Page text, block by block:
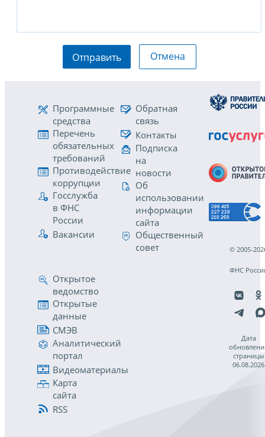
Отправить Отмена
Программные
средства
Перечень
обязательных
требований
Противодействие
коррупции
Госслужба
в ФНС
России
Вакансии
Обратная
связь
Контакты
Подписка
на
новости
Об
использовании
информации
сайта
Общественный
совет
Открытое
ведомство
Открытые
данные
СМЭВ
Аналитический
портал
Видеоматериалы
Карта
сайта
RSS
© 2005-
ФНС
Дата
страницы
06.08.2026